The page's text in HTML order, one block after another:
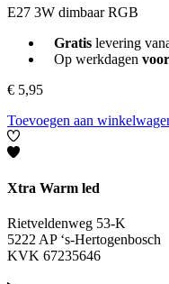
E27 3W dimbaar RGB
Gratislevering
Op werkdagen
€ 5,95
Toevoegen aan
Xtra Warm led
Rietveldenweg 53-K
5222 AP ‘s-Hertogenbosch
KVK 67235646